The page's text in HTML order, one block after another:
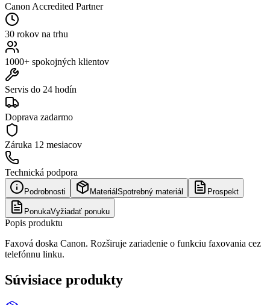
Canon Accredited Partner
30 rokov na trhu
1000+ spokojných klientov
Servis do 24 hodín
Doprava zadarmo
Záruka 12 mesiacov
Technická podpora
Podrobnosti Materiál Spotrebný materiál Prospekt
PonukaVyžiadať ponuku
Popis produktu
Faxová doska Canon. Rozširuje zariadenie o funkciu faxovania cez
telefónnu linku.
Súvisiace produkty